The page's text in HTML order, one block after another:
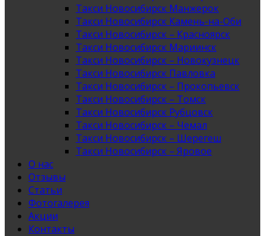
Такси Новосибирск Манжерок
Такси Новосибирск Камень-на-Оби
Такси Новосибирск – Красноярск
Такси Новосибирск Мариинск
Такси Новосибирск – Новокузнецк
Такси Новосибирск Павловка
Такси Новосибирск – Прокопьевск
Такси Новосибирск – Томск
Такси Новосибирск Рубцовск
Такси Новосибирск – Чемал
Такси Новосибирск – Шерегеш
Такси Новосибирск – Яровое
О нас
Отзывы
Статьи
Фотогалерея
Акции
Контакты